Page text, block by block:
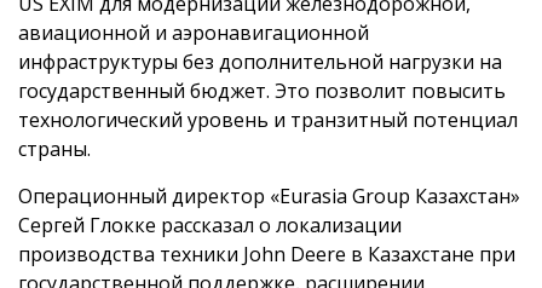
авиационной и аэронавигационной
инфраструктуры без дополнительной нагрузки на
государственный бюджет. Это позволит повысить
технологический уровень и транзитный потенциал
страны.
Операционный директор «Eurasia Group Казахстан»
Сергей Глокке рассказал о локализации
производства техники John Deere в Казахстане при